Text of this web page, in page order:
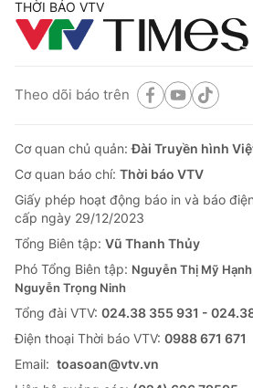
THỜI BÁO VTV
Theo dõi báo trên
Cơ quan chủ quản:Đài Truyền hình
Cơ quan báo chí: Thời báo VTV
Giấy phép hoạt động báo in và báo
cấp ngày 29/12/2023
Tổng Biên tập: Vũ Thanh Thủy
Phó Tổng Biên tập: Nguyễn Thị Mỹ
Nguyễn Trọng Ninh
Tổng đài VTV: 024.38 355 931 -
Ðiện thoại Thời báo VTV: 0988 671 671
Email: toasoan@vtv.vn